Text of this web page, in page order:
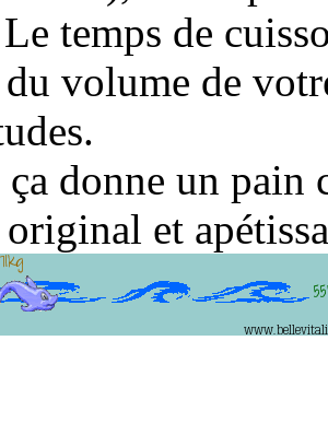
temps de
du volume de
donne un pain
original et